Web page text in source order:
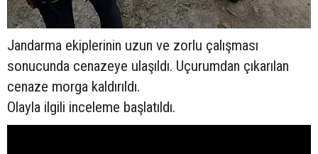
Jandarma ekiplerinin uzun ve zorlu çalışması
sonucunda cenazeye ulaşıldı. Uçurumdan çıkarılan
cenaze morga kaldırıldı.
Olayla ilgili inceleme başlatıldı.